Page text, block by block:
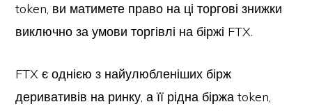
token, ви матимете право на ці торгові знижки
виключно за умови торгівлі на біржі FTX.
FTX є однією з найулюбленіших бірж
деривативів на ринку, а її рідна біржа token,